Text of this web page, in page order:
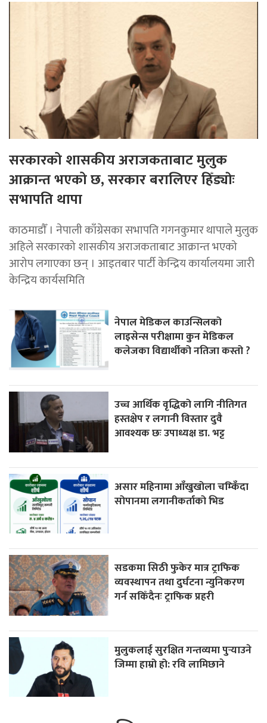
सरकारको शासकीय अराजकताबाट मुलुक
आक्रान्त भएको छ, सरकार बरालिएर हिँड्याेः
सभापति थापा
काठमाडाैँ । नेपाली काँग्रेसका सभापति गगनकुमार थापाले मुलुक
अहिले सरकारको शासकीय अराजकताबाट आक्रान्त भएको
आरोप लगाएका छन् । आइतबार पार्टी केन्द्रिय कार्यालयमा जारी
केन्द्रिय कार्यसमिति
नेपाल मेडिकल काउन्सिलको
लाइसेन्स परीक्षामा कुन मेडिकल
कलेजका विद्यार्थीको नतिजा कस्तो ?
उच्च आर्थिक वृद्धिको लागि नीतिगत
हस्तक्षेप र लगानी विस्तार दुवै
आवश्यक छः उपाध्यक्ष डा. भट्ट
असार महिनामा आँखुखोला चम्किँदा
सोपानमा लगानीकर्ताको भिड
सडकमा सिठी फुकेर मात्र ट्राफिक
व्यवस्थापन तथा दुर्घटना न्युनिकरण
गर्न सकिँदैनः ट्राफिक प्रहरी
मुलुकलाई सुरक्षित गन्तव्यमा पुर्‍याउने
जिम्मा हाम्रो हो: रवि लामिछाने